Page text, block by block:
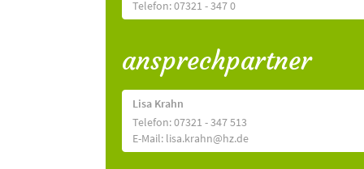
Telefon: 07321 - 347 0
ansprechpartner
Lisa Krahn
Telefon: 07321 - 347 513
E-Mail: lisa.krahn@hz.de